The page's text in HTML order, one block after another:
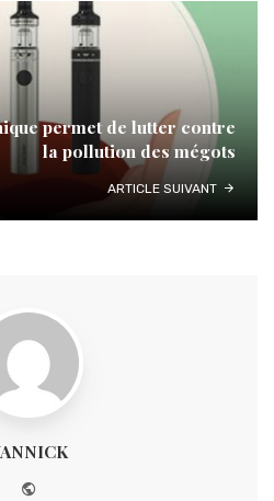
permet de lutter contre
la pollution des mégots
ARTICLE SUIVANT